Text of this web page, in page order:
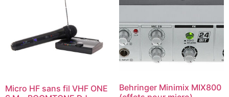
Micro HF sans fil VHF ONE
Behringer Minimix MIX800